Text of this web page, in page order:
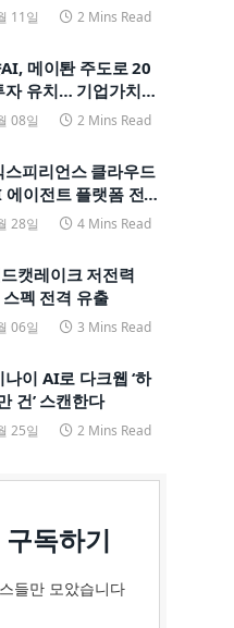
11일 2 Mins Read
메이퇀 주도로 20
자 유치… 기업가치
08일 2 Mins Read
스피리언스 클라우드
이전트 플랫폼 전면
28일 4 Mins Read
캣레이크 저전력
펙 전격 유출
06일 3 Mins Read
나이 AI로 다크웹 ‘하
건’ 스캔한다
25일 2 Mins Read
독하기
들만 모았습니다